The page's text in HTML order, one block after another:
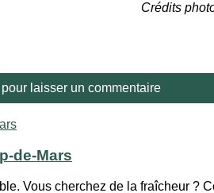
Crédits
laisser un commentaire
de-Mars
Vous cherchez de la fraîcheur ?